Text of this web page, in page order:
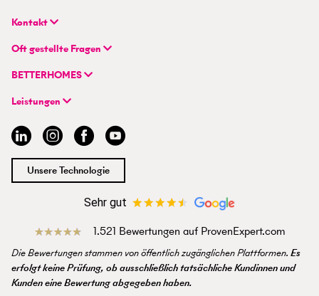
Kontakt
BETTERHOMES Deutschland GmbH
Hauptsitz
Flughafenstraße 59
info@betterhomes.de
Oft gestellte Fragen
FAQ | Immobilie verkaufen/vermieten
FAQ | Einstieg für Profimakler/-innen
BETTERHOMES
Unternehmen
Hybrides Maklermodell
BETTERHOMES-Erfahrungen
Management
Jobs
Standort
Presse
Leistungen
Immobilie suchen
Immobilie verkaufen/vermieten
Immobilienmakler/-in werden
Unsere Technologie
Sehr gut
1.521 Bewertungen auf ProvenExpert.com
Die Bewertungen stammen von öffentlich zugänglichen Plattformen. Es
erfolgt keine Prüfung, ob ausschließlich tatsächliche Kundinnen und
Kunden eine Bewertung abgegeben haben.